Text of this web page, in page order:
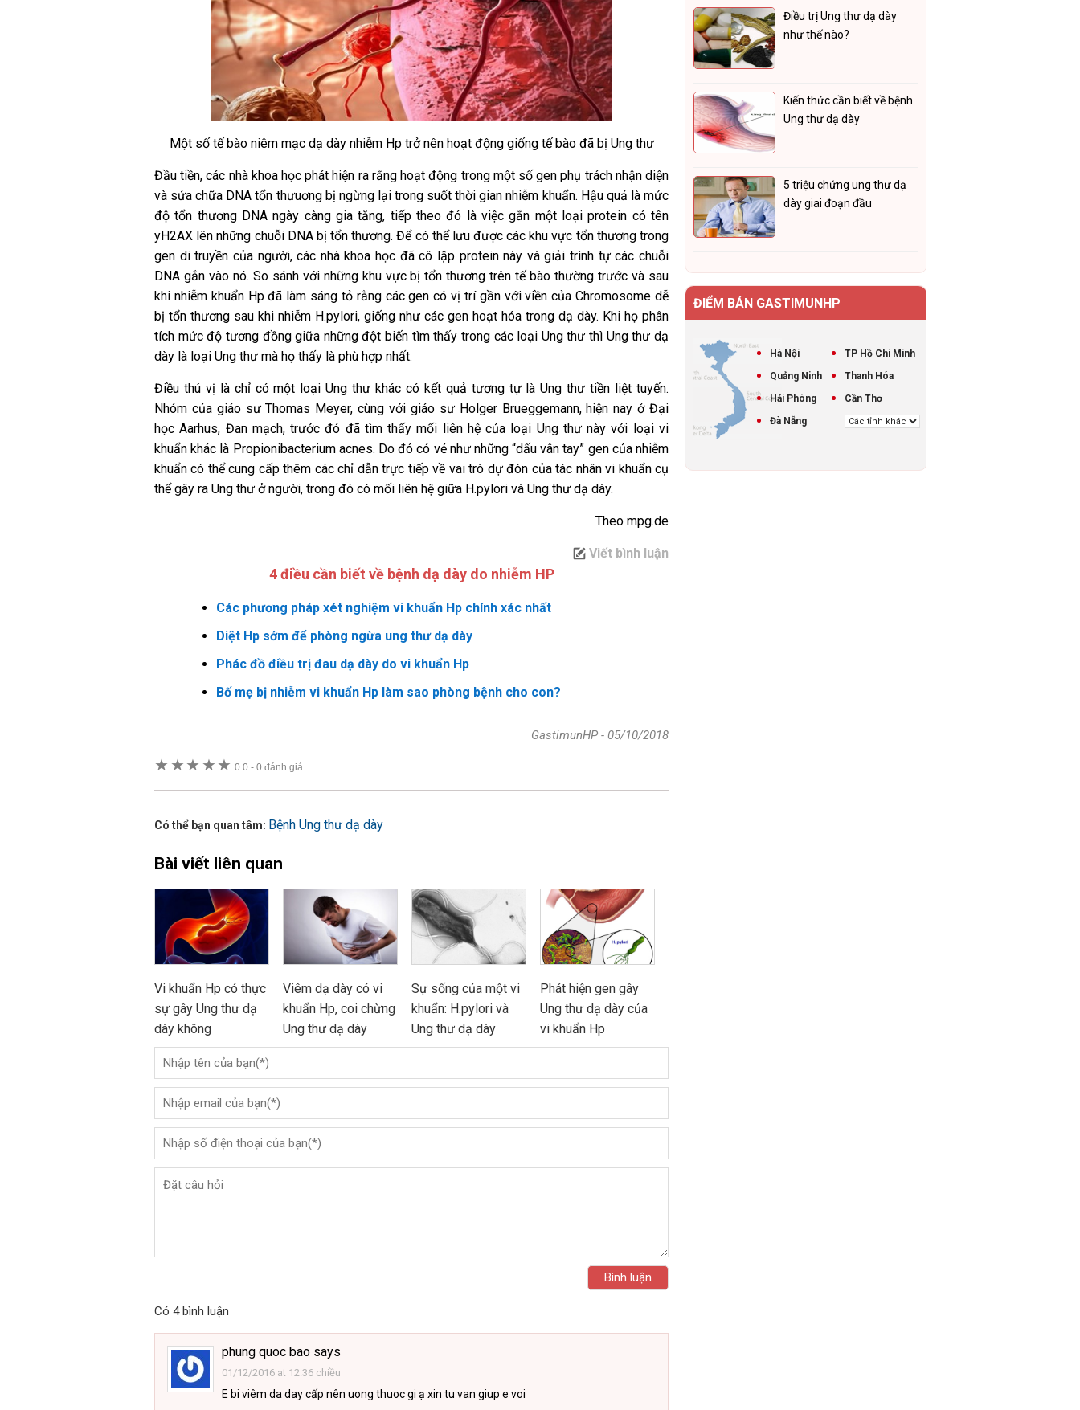
Một số tế bào niêm mạc dạ dày nhiễm Hp trở nên hoạt động giống tế bào đã bị Ung thư
Đầu tiền, các nhà khoa học phát hiện ra rằng hoạt động trong một số gen phụ trách nhận diện
và sửa chữa DNA tổn thưuơng bị ngừng lại trong suốt thời gian nhiễm khuẩn. Hậu quả là mức
độ tổn thương DNA ngày càng gia tăng, tiếp theo đó là việc gắn một loại protein có tên
yH2AX lên những chuỗi DNA bị tổn thương. Để có thể lưu được các khu vực tổn thương trong
gen di truyền của người, các nhà khoa học đã cô lập protein này và giải trình tự các chuỗi
DNA gắn vào nó. So sánh với những khu vực bị tổn thương trên tế bào thường trước và sau
khi nhiễm khuẩn Hp đã làm sáng tỏ rằng các gen có vị trí gần với viền của Chromosome dễ
bị tổn thương sau khi nhiễm H.pylori, giống như các gen hoạt hóa trong dạ dày. Khi họ phân
tích mức độ tương đồng giữa những đột biến tìm thấy trong các loại Ung thư thì Ung thư dạ
dày là loại Ung thư mà họ thấy là phù hợp nhất.
Điều thú vị là chỉ có một loại Ung thư khác có kết quả tương tự là Ung thư tiền liệt tuyến.
Nhóm của giáo sư Thomas Meyer, cùng với giáo sư Holger Brueggemann, hiện nay ở Đại
học Aarhus, Đan mạch, trước đó đã tìm thấy mối liên hệ của loại Ung thư này với loại vi
khuẩn khác là Propionibacterium acnes. Do đó có vẻ như những “dấu vân tay” gen của nhiễm
khuẩn có thể cung cấp thêm các chỉ dẫn trực tiếp về vai trò dự đón của tác nhân vi khuẩn cụ
thể gây ra Ung thư ở người, trong đó có mối liên hệ giữa H.pylori và Ung thư dạ dày.
Theo mpg.de
Viết bình luận
4 điều cần biết về bệnh dạ dày do nhiễm HP
Các phương pháp xét nghiệm vi khuẩn Hp chính xác nhất
Diệt Hp sớm để phòng ngừa ung thư dạ dày
Phác đồ điều trị đau dạ dày do vi khuẩn Hp
Bố mẹ bị nhiễm vi khuẩn Hp làm sao phòng bệnh cho con?
GastimunHP - 05/10/2018
★ ★ ★ ★ ★ 0.0- 0 đánh giá
Có thể bạn quan tâm: Bệnh Ung thư dạ dày
Bài viết liên quan
Vi khuẩn Hp có thực
sự gây Ung thư dạ
dày không
Viêm dạ dày có vi
khuẩn Hp, coi chừng
Ung thư dạ dày
Sự sống của một vi
khuẩn: H.pylori và
Ung thư dạ dày
Phát hiện gen gây
Ung thư dạ dày của
vi khuẩn Hp
Có 4 bình luận
phung quoc bao says
01/12/2016 at 12:36 chiều
E bi viêm da day cấp nên uong thuoc gi ạ xin tu van giup e voi
Điều trị Ung thư dạ dày
như thế nào?
Kiến thức cần biết về bệnh
Ung thư dạ dày
5 triệu chứng ung thư dạ
dày giai đoạn đầu
ĐIỂM BÁN GASTIMUNHP
Hà Nội
TP Hồ Chí Minh
Quảng Ninh
Thanh Hóa
Hải Phòng
Cần Thơ
Đà Nẵng